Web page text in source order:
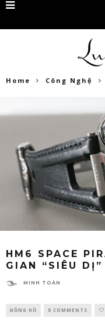
Home Công Nghệ
HM6 SPACE
GIAN “SIÊU
MINH TOÀN
ĐỒNG HỒ 0 COMMENTS